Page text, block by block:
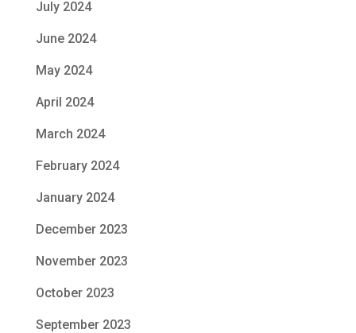
July 2024
June 2024
May 2024
April 2024
March 2024
February 2024
January 2024
December 2023
November 2023
October 2023
September 2023